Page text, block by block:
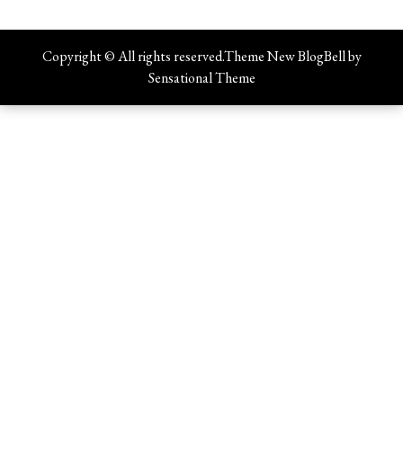
Copyright © All rights reserved.Theme New BlogBell by
Sensational Theme